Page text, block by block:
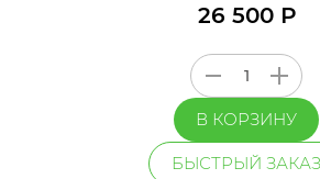
26 500 Р
В КОРЗИНУ
БЫСТРЫЙ ЗАКАЗ